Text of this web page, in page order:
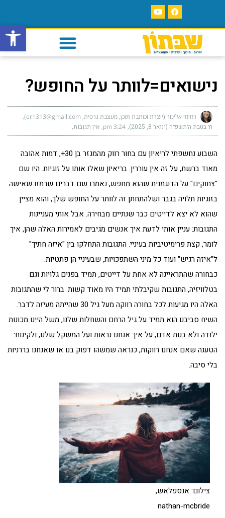
פתח
נישואים=לוותר על החופש?
רחימי אלינור (יוצרת וכותבת תוכן, מעצבת גרפית, er1313@gmail.com)
ח׳ בטבת ה׳תשפ״ה (ינואר 8, 2025) 3:24 pm אין תגובות
השבוע נחשפתי לריאיון עם בחור רווק מהמגזר בן 30+, דמות אהובה
מאוד ברשת, על זה אין עוררין. בריאיון שאלו אותו על זוגיות. היו שם
"צחוקים" על הדוגמנית שהוא מחפש, נאמרו שם דברים שרמזו שאישה
בזוגיות תלויה בגבר ושלהתחתן זה לוותר על החופש שלך, והוא מציין
שהוא לא יצא לדייטים כבר שנתיים מבחירה. אבל אותי מעניינות
התגובות: עניין אותי לדעת איך אנשים מגיבים לאמירות האלה שהן, איך
לומר, קצת פרימיטיביות בעיניי. התגובות התחלקו בין "איזה חתיך"
ל"איזה רגיש" ועוד כל מיני השתפכויות, שבעיניי הן פתטיות.
כבחורה שהתראיינה לא אחת על דייטים, תמיד בפנים גלויות וגם
בטלוויזיה, התגובות שקיבלתי תמיד היו מאוד קשות. ברור לי שהתגובות
האלה היו מגיעות לכל בחורה רווקה מעל גיל 30 שהייתה מעיזה לדבר.
השיח סביבנו הוא תמיד על גיל הרחם והשחלות שלנו, משל היינו מכונות
ילודה ולא בנות אדם, על איך אנחנו נראות ועל המשקל שלנו, ולקינוח:
הטענה שאם אנחנו רווקות, כנראה שמשהו דפוק בנו או שאנחנו בררניות
בלי סיבה.
צילום: אנספלאש,
nathan-mcbride